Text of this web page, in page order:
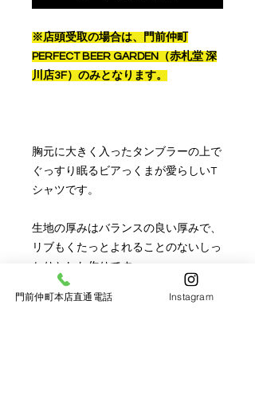
※店頭受取の場合は、門前仲町
PERFECT BEER GARDEN（赤札堂 深
川店3F）のみとなります。
胸元に大きく入ったタンブラーの上で
ぐっすり眠るビアっくまが愛らしいT
シャツです。
生地の厚みはバランスの良い厚みで、
リブもくたっとよれることのないしっ
かりとした作りです。
見ているだけで癒されるかわいいビア
門前仲町本店直通電話 Instagram